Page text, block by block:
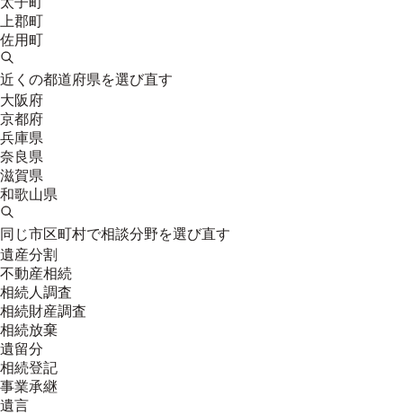
上郡町
佐用町
近くの都道府県を選び直す
大阪府
京都府
兵庫県
奈良県
滋賀県
和歌山県
同じ市区町村で相談分野を選び直す
遺産分割
不動産相続
相続人調査
相続財産調査
相続放棄
遺留分
相続登記
事業承継
遺言